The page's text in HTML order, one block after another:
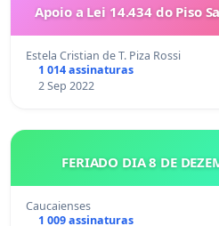
Apoio a Lei 14.434 do Piso
Estela Cristian de T. Piza Rossi
1 014 assinaturas
2 Sep 2022
FERIADO DIA 8 DE
Caucaienses
1 009 assinaturas